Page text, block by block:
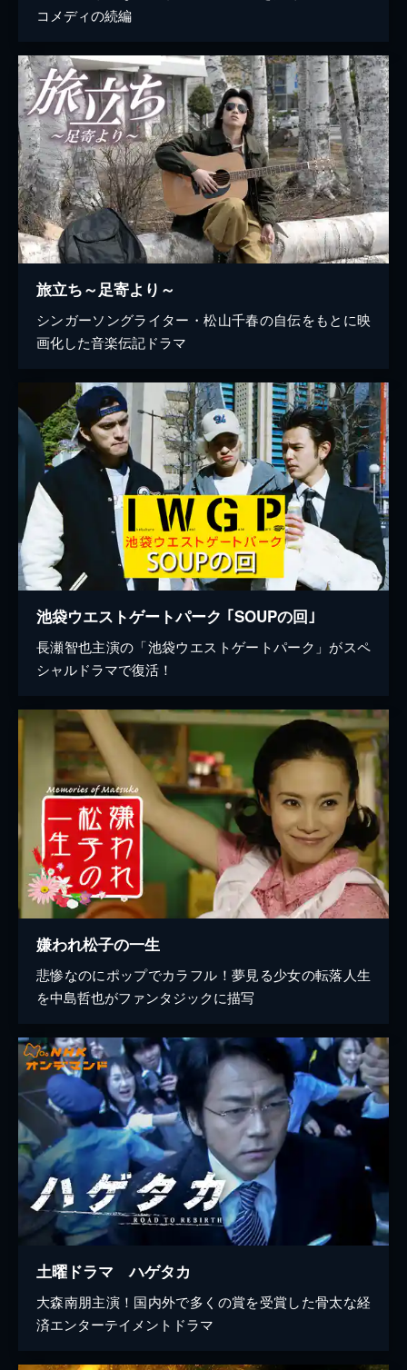
コメディの続編
旅立ち～足寄より～
シンガーソングライター・松山千春の自伝をもとに映
画化した音楽伝記ドラマ
池袋ウエストゲートパーク ｢SOUPの回｣
長瀬智也主演の「池袋ウエストゲートパーク」がスペ
シャルドラマで復活！
嫌われ松子の一生
悲惨なのにポップでカラフル！夢見る少女の転落人生
を中島哲也がファンタジックに描写
土曜ドラマ ハゲタカ
大森南朋主演！国内外で多くの賞を受賞した骨太な経
済エンターテイメントドラマ